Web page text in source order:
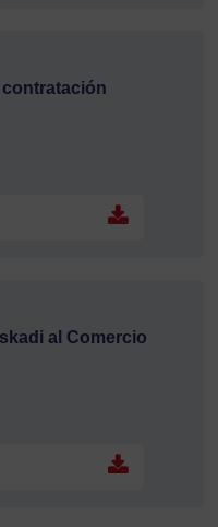
contratación
al Comercio